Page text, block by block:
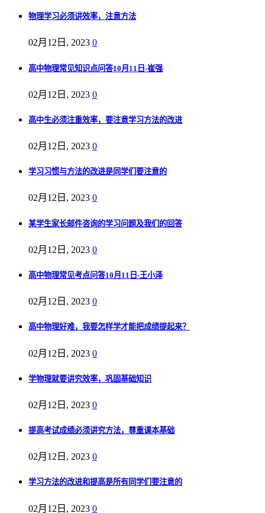
物理学习必须讲效率，注意方法
02月12日, 2023 0
高中物理常见知识点问答10月11日-崔强
02月12日, 2023 0
高中生必须注重效率，要注意学习方法的改进
02月12日, 2023 0
学习习惯与方法的改进是同学们要注意的
02月12日, 2023 0
某学生家长邮件咨询的学习问题及我们的回答
02月12日, 2023 0
高中物理常见考点问答10月11日-王小泽
02月12日, 2023 0
高中物理好难，我要怎样学才能把成绩提起来？
02月12日, 2023 0
学物理就要讲究效率，巩固基础知识
02月12日, 2023 0
提高考试成绩必须讲究方法，尊重课本基础
02月12日, 2023 0
学习方法的改进和提高是所有同学们要注意的
02月12日, 2023 0